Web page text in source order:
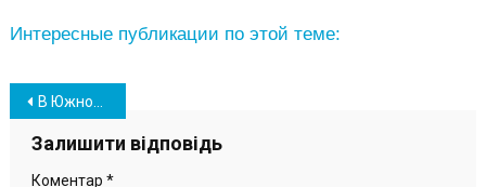
Интересные публикации по этой теме:
Навігація
записів
В Южном рассматривают вопрос строительства колумбария
Залишити відповідь
Коментар *